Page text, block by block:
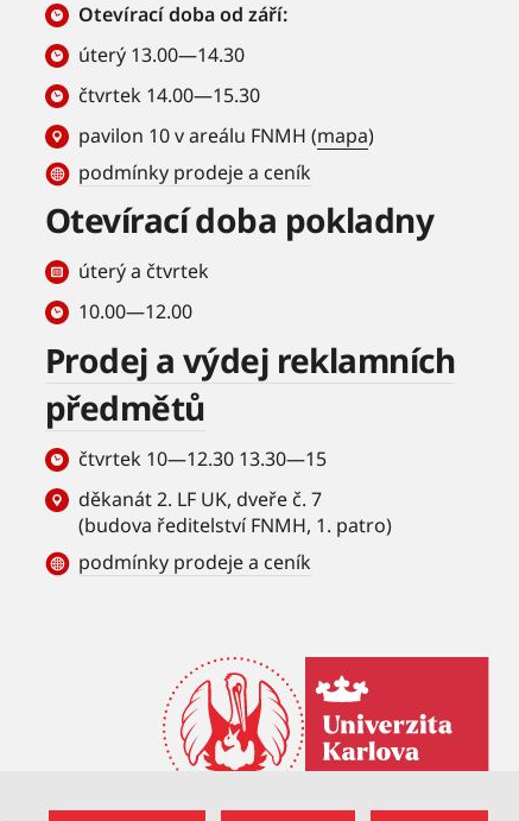
Otevírací doba od září:
úterý 13.00—14.30
čtvrtek 14.00—15.30
pavilon 10 v areálu FNMH (mapa)
podmínky prodeje a ceník
Otevírací doba pokladny
úterý a čtvrtek
10.00—12.00
Prodej a výdej reklamních
předmětů
čtvrtek 10—12.30 13.30—15
děkanát 2. LF UK, dveře č. 7
(budova ředitelství FNMH, 1. patro)
podmínky prodeje a ceník